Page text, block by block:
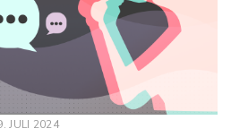
JULI 2024